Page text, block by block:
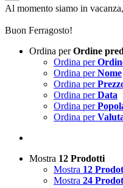
Al momento siamo in
Buon Ferragosto!
Ordina perOrdine
Ordina per
Ordina perNome
Ordina per
Ordina perData
Ordina per
Ordina per
Mostra 12 Prodotti
Mostra 12
Mostra 24